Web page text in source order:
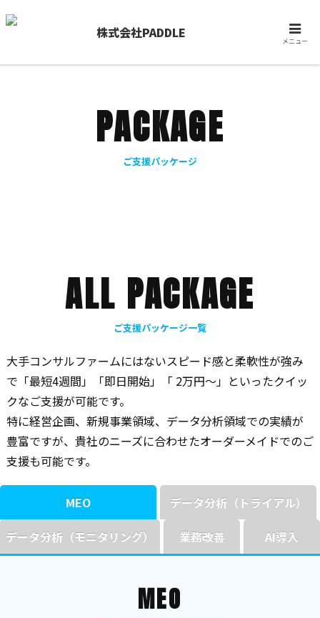
PACKAGE
ご支援パッケージ
ALL PACKAGE
ご支援パッケージ一覧
大手コンサルファームにはないスピード感と柔軟性が強み
で「最短4週間」「即日開始」「 2万円〜」といったクイッ
クなご支援が可能です。
特に経営企画、新規事業領域、データ分析領域での実績が
豊富ですが、貴社のニーズに合わせたオーダーメイドでのご
支援も可能です。
MEO
MEO
データ分析（トライアル）
データ分析（モニタリング）
業務改善 AI導入
メニュー